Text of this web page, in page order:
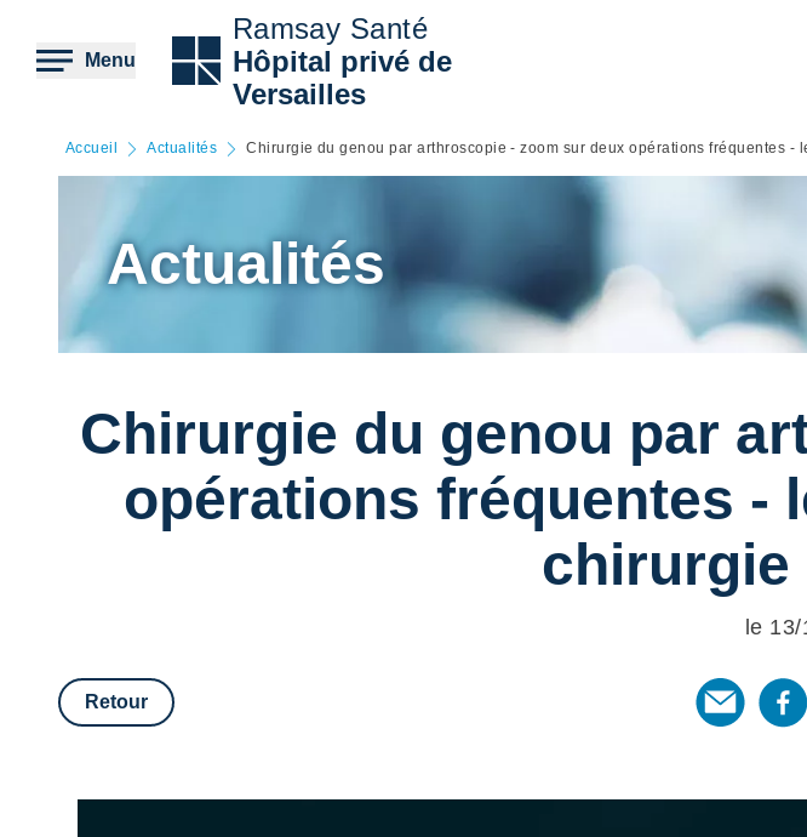
contenu
principal
Menu
Ramsay Santé
Hôpital privé de
Versailles
Accueil Actualités Chirurgie du genou par arthroscopie - zoom sur deux opérations fréquentes -
Actualités
Chirurgie du genou par
opérations fréquentes -
chirurgie
le
Retour